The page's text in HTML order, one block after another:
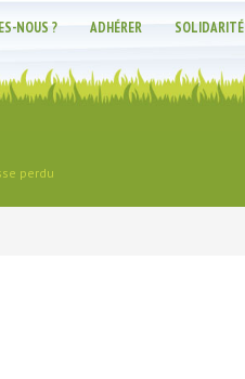
NOUS ? ADHÉRER SOLIDARITÉ
perdu